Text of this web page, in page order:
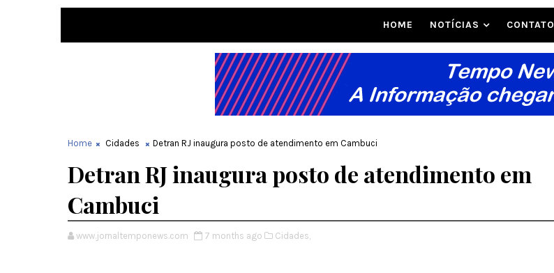
HOME NOTÍCIAS CONTATO
Home Cidades Detran RJ inaugura posto de atendimento em Cambuci
Detran RJ inaugura posto de atendimento em
Cambuci
www.jornaltemponews.com 7 months ago Cidades,